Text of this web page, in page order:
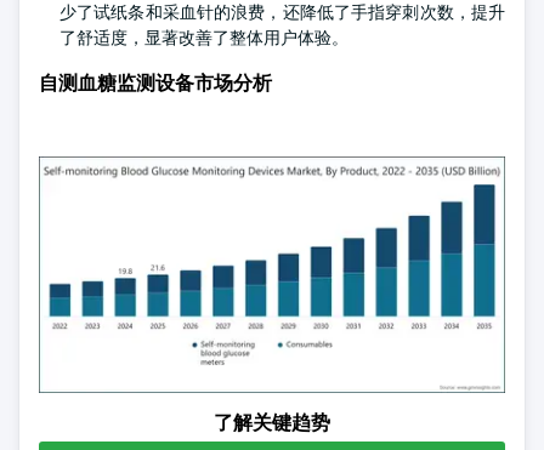
少了试纸条和采血针的浪费，还降低了手指穿刺次数，提升
了舒适度，显著改善了整体用户体验。
自测血糖监测设备市场分析
了解关键趋势